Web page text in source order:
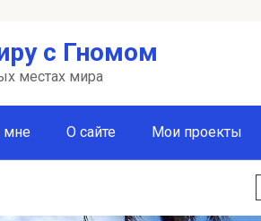
с Гномом
местах мира
мне О сайте Мои проекты